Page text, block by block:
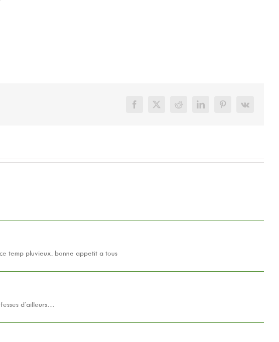
Facebook
X Reddit LinkedInPinterest
Vk
temp pluvieux. bonne appetit a tous
d’ailleurs…